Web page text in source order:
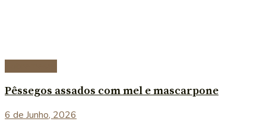
Pêssegos assados com mel e mascarpone
6 de Junho, 2026